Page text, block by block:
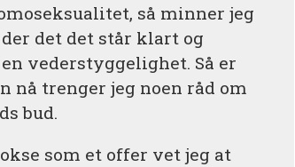
så minner jeg
der det det står klart og
vederstyggelighet. Så er
nå trenger jeg noen råd om
bud.
som et offer vet jeg at